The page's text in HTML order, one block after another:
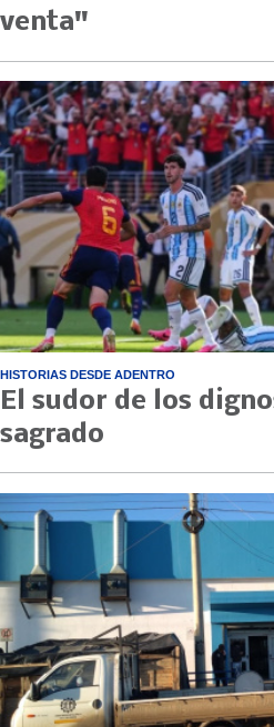
venta"
HISTORIAS DESDE ADENTRO
El sudor de los
sagrado